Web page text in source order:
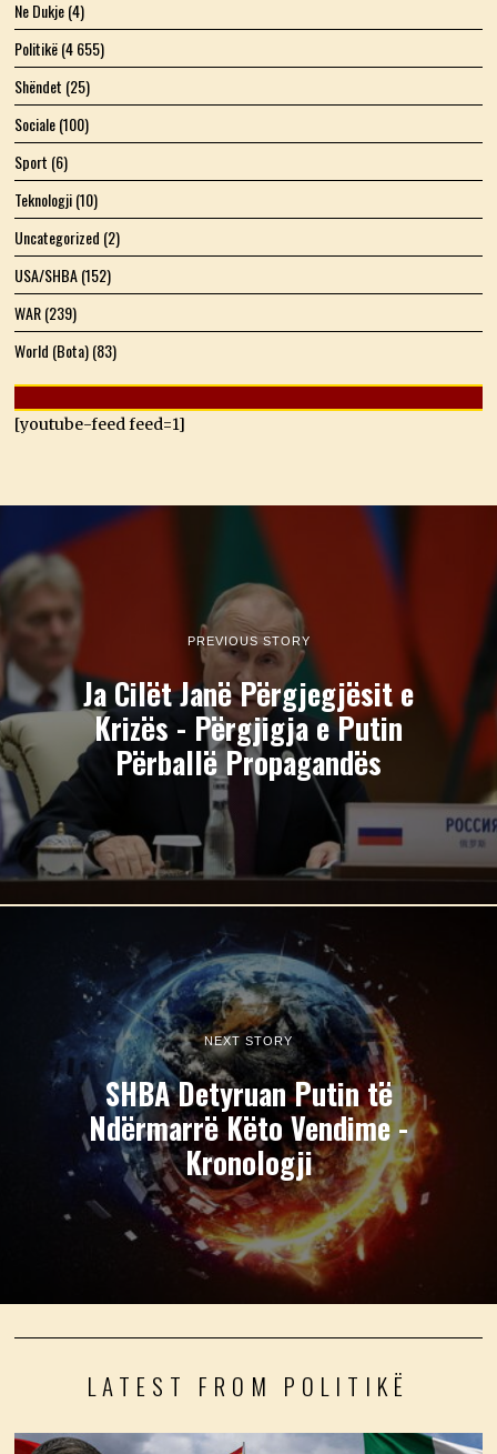
Ne Dukje(4)
Politikë(4 655)
Shëndet (25)
Sociale(100)
Sport (6)
Teknologji(10)
Uncategorized (2)
USA/SHBA(152)
WAR(239)
World (Bota)(83)
[youtube-feed feed=1]
PREVIOUS STORY
Ja Cilët Janë Përgjegjësit e
Krizës - Përgjigja e Putin
Përballë Propagandës
NEXT STORY
SHBA Detyruan Putin të
Ndërmarrë Këto Vendime -
Kronologji
LATEST FROM POLITIKË